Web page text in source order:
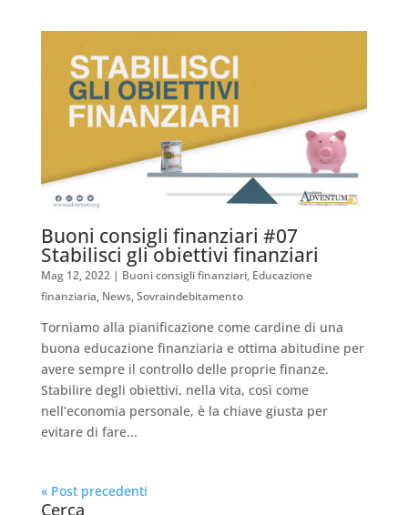
Buoni consigli finanziari #07
Stabilisci gli obiettivi finanziari
Mag 12, 2022| Buoni consigli finanziari, Educazione
finanziaria, News,Sovraindebitamento
Torniamo alla pianificazione come cardine di una
buona educazione finanziaria e ottima abitudine per
avere sempre il controllo delle proprie finanze.
Stabilire degli obiettivi, nella vita, così come
nell’economia personale, è la chiave giusta per
evitare di fare...
« Post precedenti
Cerca